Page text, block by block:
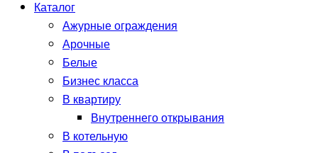
Каталог
Ажурные ограждения
Арочные
Белые
Бизнес класса
В квартиру
Внутреннего открывания
В котельную